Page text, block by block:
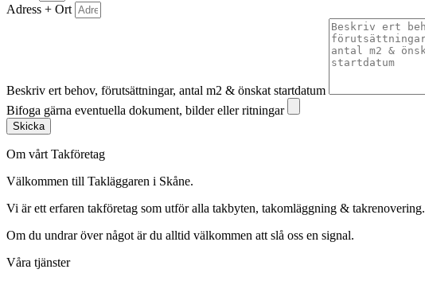
Adress + Ort
Beskriv ert behov, förutsättningar, antal m2 & önskat startdatum
Bifoga gärna eventuella dokument, bilder eller ritningar
Skicka
Om vårt Takföretag
Välkommen till Takläggaren i Skåne.
Vi är ett erfaren takföretag som utför alla takbyten, takomläggning & takrenovering.
Om du undrar över något är du alltid välkommen att slå oss en signal.
Våra tjänster